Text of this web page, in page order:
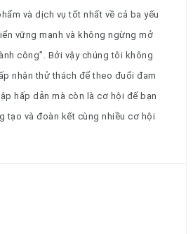
và dịch vụ tốt nhất về cả ba yếu
vững mạnh và không ngừng mở
công”. Bởi vậy chúng tôi không
nhận thử thách để theo đuổi đam
hấp dẫn mà còn là cơ hội để bạn
tạo và đoàn kết cùng nhiều cơ hội